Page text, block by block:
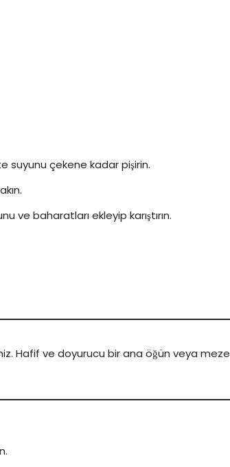
suyunu çekene kadar pişirin.
ve baharatları ekleyip karıştırın.
Hafif ve doyurucu bir ana öğün veya meze